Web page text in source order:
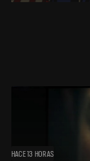
HACE 13 HORAS